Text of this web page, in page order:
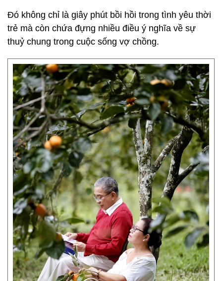
Đó không chỉ là giây phút bồi hồi trong tình yêu thời
trẻ mà còn chứa đựng nhiều điều ý nghĩa về sự
thuỷ chung trong cuộc sống vợ chồng.